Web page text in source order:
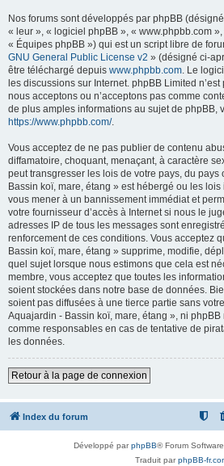
Nos forums sont développés par phpBB
« leur », « logiciel phpBB », « www.phpbb.com
« Équipes phpBB ») qui est un script libre de
GNU General Public License v2 » (désigné ci-
être téléchargé depuis www.phpbb.com. Le
les discussions sur Internet. phpBB Limited
nous acceptons ou n’acceptons pas comme
de plus amples informations au sujet de phpBB,
https://www.phpbb.com/.
Vous acceptez de ne pas publier de contenu
diffamatoire, choquant, menaçant, à caractère
peut transgresser les lois de votre pays, du pays
Bassin koï, mare, étang » est hébergé ou les
vous mener à un bannissement immédiat et
votre fournisseur d’accès à Internet si nous le
adresses IP de tous les messages sont
renforcement de ces conditions. Vous acceptez
Bassin koï, mare, étang » supprime, modifie,
quel sujet lorsque nous estimons que cela est
membre, vous acceptez que toutes les
soient stockées dans notre base de données.
soient pas diffusées à une tierce partie sans
Aquajardin - Bassin koï, mare, étang », ni
comme responsables en cas de tentative de
les données.
Retour à la page de connexion
Index du forum
Développé parphpBB® Forum
Traduit parphpBB-